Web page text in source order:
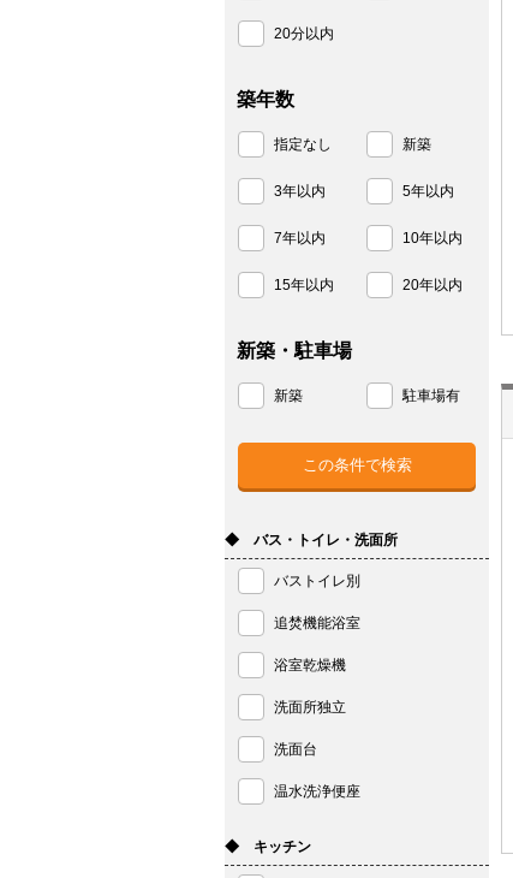
20分以内
築年数
指定なし 新築
3年以内 5年以内
7年以内 10年以内
15年以内 20年以内
新築・駐車場
新築 駐車場有
◆ バス・トイレ・洗面所
バストイレ別
追焚機能浴室
浴室乾燥機
洗面所独立
洗面台
温水洗浄便座
◆ キッチン